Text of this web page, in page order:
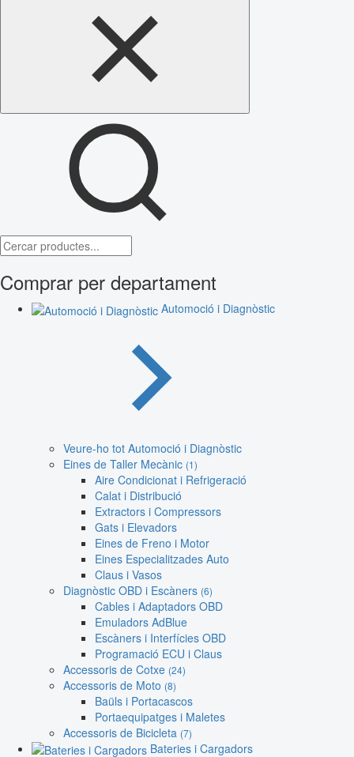
Comprar per departament
Automoció i Diagnòstic
Veure-ho tot Automoció i Diagnòstic
Eines de Taller Mecànic (1)
Aire Condicionat i Refrigeració
Calat i Distribució
Extractors i Compressors
Gats i Elevadors
Eines de Freno i Motor
Eines Especialitzades Auto
Claus i Vasos
Diagnòstic OBD i Escàners (6)
Cables i Adaptadors OBD
Emuladors AdBlue
Escàners i Interfícies OBD
Programació ECU i Claus
Accessoris de Cotxe (24)
Accessoris de Moto (8)
Baüls i Portacascos
Portaequipatges i Maletes
Accessoris de Bicicleta (7)
Bateries i Cargadors